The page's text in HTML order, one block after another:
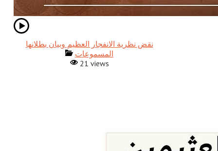
نقض نظرية الانفجار العظيم وبيان بطلانها
المسموعات
21 views